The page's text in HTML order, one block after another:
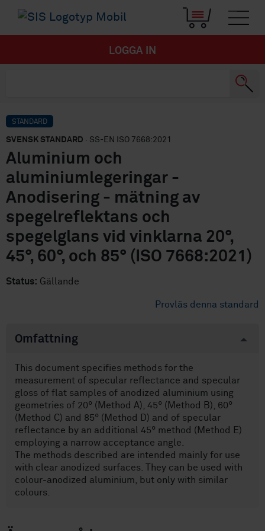
LOGGA IN
STANDARD
SVENSK STANDARD · SS-EN ISO 7668:2021
Aluminium och
aluminiumlegeringar -
Anodisering - mätning av
spegelreflektans och
spegelglans vid vinklarna 20°,
45°, 60°, och 85° (ISO 7668:2021)
Status: Gällande
Provläs denna standard
Omfattning
This document specifies methods for the
measurement of specular reflectance and specular
gloss of flat samples of anodized aluminium using
geometries of 20° (Method A), 45° (Method B), 60°
(Method C) and 85° (Method D) and of specular
reflectance by an additional 45° method (Method E)
employing a narrow acceptance angle.
The methods described are intended mainly for use
with clear anodized surfaces. They can be used with
colour-anodized aluminium, but only with similar
colours.